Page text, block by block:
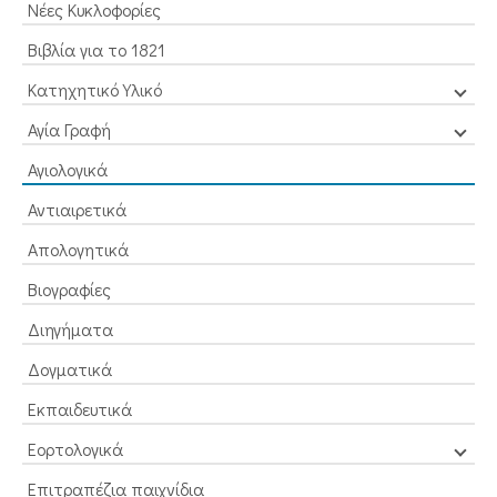
Νέες Κυκλοφορίες
Βιβλία για το 1821
Κατηχητικό Υλικό
Αγία Γραφή
Αγιολογικά
Αντιαιρετικά
Απολογητικά
Βιογραφίες
Διηγήματα
Δογματικά
Εκπαιδευτικά
Εορτολογικά
Επιτραπέζια παιχνίδια